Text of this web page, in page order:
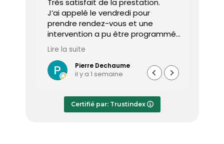
Très satisfait de la prestation.
J’ai appelé le vendredi pour
prendre rendez-vous et une
intervention a pu être programmée
dès le lundi matin.
Le diagnostiqueur est arrivé à
l’heure, a été très professionnel,
efficace et a pris le temps de
Le rapport de diagnostic m’a été
transmis dès le lundi soir, ce qui est
Lire la suite
Pierre Dechaume
il y a 1 semaine
Certifié par: Trustindex